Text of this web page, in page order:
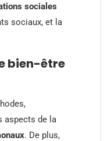
sociales
sociaux, et la
bien-être
aspects de la
. De plus,